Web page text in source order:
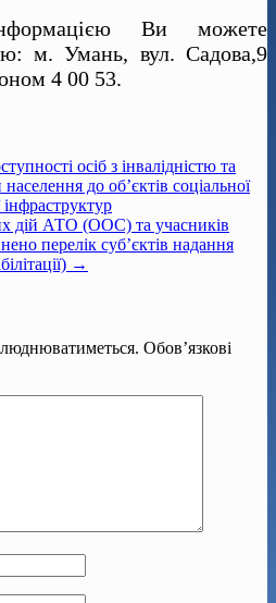
Ви можете
м. Умань, вул. Садова,9
4 00 53.
осіб з інвалідністю та
до об’єктів соціальної
дій АТО (ООС) та учасників
перелік суб’єктів надання
→
Обов’язкові